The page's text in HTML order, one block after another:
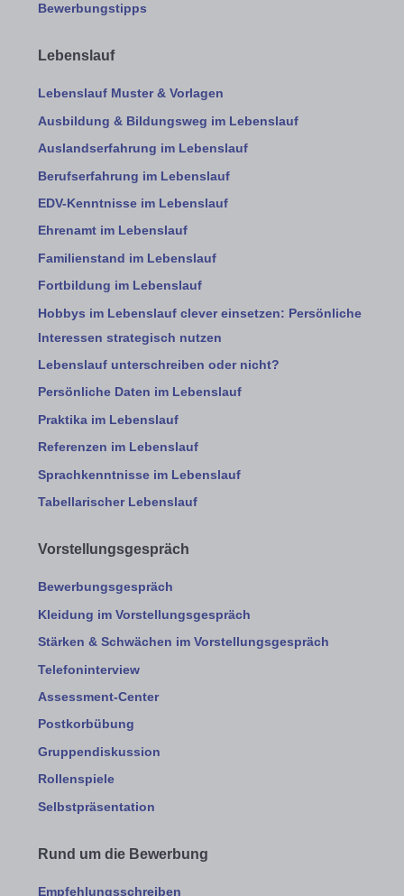
Bewerbungstipps
Lebenslauf
Lebenslauf Muster & Vorlagen
Ausbildung & Bildungsweg im Lebenslauf
Auslandserfahrung im Lebenslauf
Berufserfahrung im Lebenslauf
EDV-Kenntnisse im Lebenslauf
Ehrenamt im Lebenslauf
Familienstand im Lebenslauf
Fortbildung im Lebenslauf
Hobbys im Lebenslauf clever einsetzen: Persönliche
Interessen strategisch nutzen
Lebenslauf unterschreiben oder nicht?
Persönliche Daten im Lebenslauf
Praktika im Lebenslauf
Referenzen im Lebenslauf
Sprachkenntnisse im Lebenslauf
Tabellarischer Lebenslauf
Vorstellungsgespräch
Bewerbungsgespräch
Kleidung im Vorstellungsgespräch
Stärken & Schwächen im Vorstellungsgespräch
Telefoninterview
Assessment-Center
Postkorbübung
Gruppendiskussion
Rollenspiele
Selbstpräsentation
Rund um die Bewerbung
Empfehlungsschreiben